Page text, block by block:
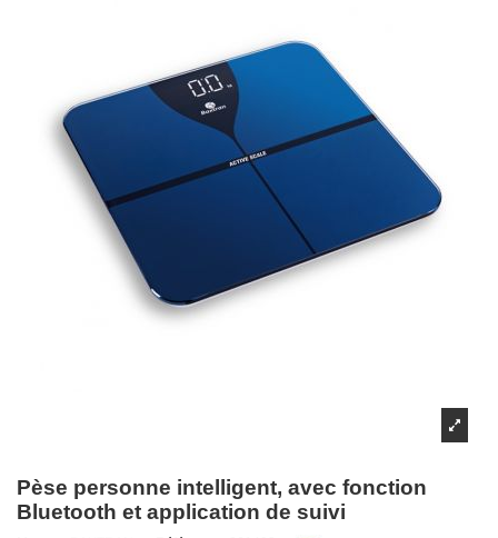
Pèse personne intelligent, avec fonction
Bluetooth et application de suivi